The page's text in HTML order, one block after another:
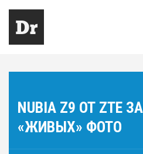
NUBIA Z9 ОТ ZTE
«ЖИВЫХ» ФОТО